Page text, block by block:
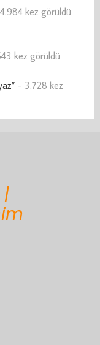
kez görüldü
kez görüldü
- 3.728 kez
|